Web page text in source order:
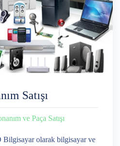
Satışı
ve Paça Satışı
Bilgisayar olarak bilgisayar ve